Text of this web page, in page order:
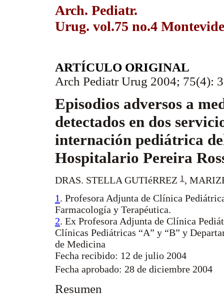
Arch. Pediatr.
Urug. vol.75 no.4
ARTÍCULO ORIGINAL
Arch Pediatr Urug 2004; 75(4):
Episodios adversos a
detectados en dos
internación pediátrica
Hospitalario Pereira
DRAS. STELLA GUTIéRREZ 1,
1. Profesora Adjunta de Clínica
Farmacología y Terapéutica.
2. Ex Profesora Adjunta de Clínica
Clínicas Pediátricas “A” y “B” y
de Medicina
Fecha recibido: 12 de julio 2004
Fecha aprobado: 28 de diciembre 2004
Resumen